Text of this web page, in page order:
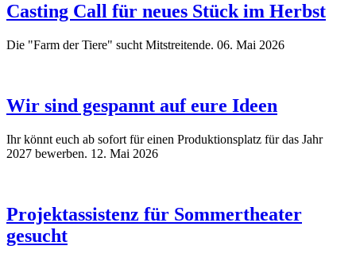
Casting Call für neues Stück im Herbst
Die "Farm der Tiere" sucht Mitstreitende. 06. Mai 2026
Wir sind gespannt auf eure Ideen
Ihr könnt euch ab sofort für einen Produktionsplatz für das Jahr
2027 bewerben. 12. Mai 2026
Projektassistenz für Sommertheater
gesucht